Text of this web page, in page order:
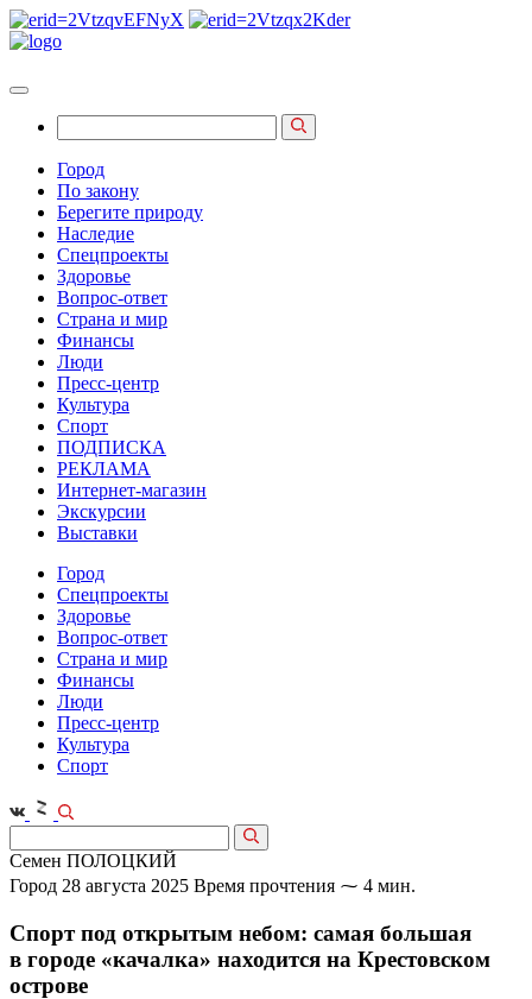
Город
По закону
Берегите природу
Наследие
Спецпроекты
Здоровье
Вопрос-ответ
Страна и мир
Финансы
Люди
Пресс-центр
Культура
Спорт
ПОДПИСКА
РЕКЛАМА
Интернет-магазин
Экскурсии
Выставки
Город
Спецпроекты
Здоровье
Вопрос-ответ
Страна и мир
Финансы
Люди
Пресс-центр
Культура
Спорт
Семен ПОЛОЦКИЙ
Город 28 августа 2025 Время прочтения ⁓ 4 мин.
Спорт под открытым небом: самая большая
в городе «качалка» находится на Крестовском
острове